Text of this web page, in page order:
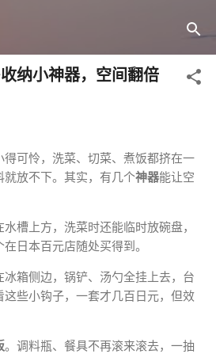
纳小神器，空间翻倍
得可怜，洗菜、切菜、煮饭都挤在一
放不下。其实，有几个神器能让空
水槽上方，洗菜时还能临时放碗盘，
日本百元店随处买得到。
冰箱侧边，锅铲、汤勺全挂上去，台
些小钩子，一套才几百日元，但效
。调料瓶、餐具不再滚来滚去，一抽